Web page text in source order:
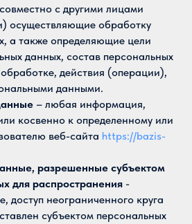
с другими лицами
осуществляющие обработку
а также определяющие цели
данных, состав персональных
действия (операции),
данными.
– любая информация,
косвенно к определенному или
веб-сайта https://bazis-
разрешенные субъектом
для распространения -
доступ неограниченного круга
субъектом персональных